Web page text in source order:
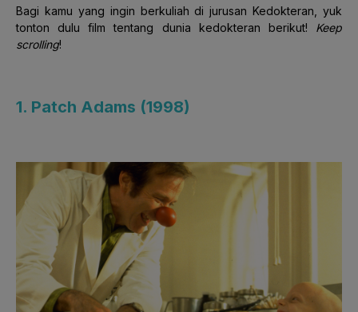
Bagi kamu yang ingin berkuliah di jurusan Kedokteran, yuk
tonton dulu film tentang dunia kedokteran berikut! Keep
scrolling!
1. Patch Adams (1998)